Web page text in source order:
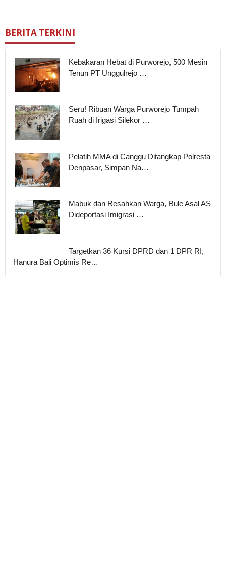
BERITA TERKINI
Kebakaran Hebat di Purworejo, 500 Mesin
Tenun PT Unggulrejo …
Seru! Ribuan Warga Purworejo Tumpah
Ruah di Irigasi Silekor …
Pelatih MMA di Canggu Ditangkap Polresta
Denpasar, Simpan Na…
Mabuk dan Resahkan Warga, Bule Asal AS
Dideportasi Imigrasi …
Targetkan 36 Kursi DPRD dan 1 DPR RI,
Hanura Bali Optimis Re…